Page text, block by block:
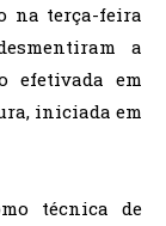
na terça-feira
a
efetivada em
iniciada em
técnica de